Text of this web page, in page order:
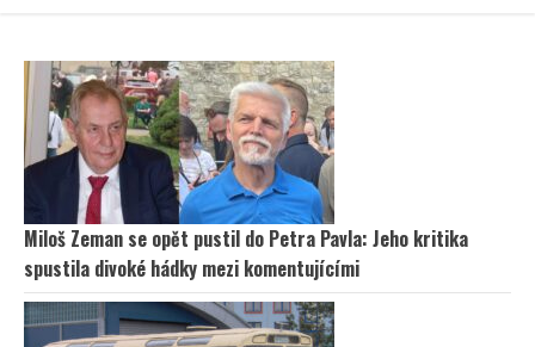
Miloš Zeman se opět pustil do Petra Pavla: Jeho kritika
spustila divoké hádky mezi komentujícími